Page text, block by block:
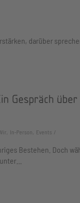
darüber
Gespräch über
In-Person, Events
Bestehen. Doch